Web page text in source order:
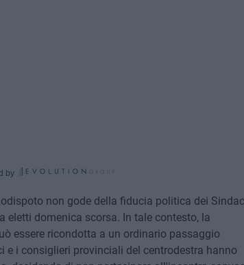
by
non gode della fiducia politica dei
eletti domenica scorsa. In tale contesto, la
essere ricondotta a un ordinario passaggio
e i consiglieri provinciali del centrodestra hanno